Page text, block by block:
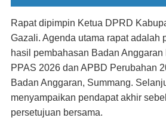
Rapat dipimpin Ketua DPRD
Gazali. Agenda utama rapat adalah
hasil pembahasan Badan
PPAS 2026 dan APBD Perubahan
Badan Anggaran, Summang.
menyampaikan pendapat akhir
persetujuan bersama.